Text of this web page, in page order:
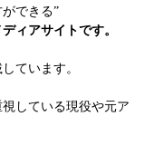
できる”
ィアサイトです。
ています。
している現役や元ア